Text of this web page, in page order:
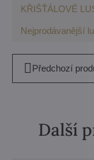
KŘIŠŤÁLOVÉ
Nejprodávanější
Předchozí
Další